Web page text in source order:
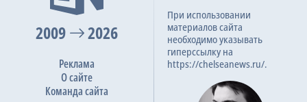
2009 2026
Реклама
О сайте
Команда сайта
При использовании
материалов сайта
необходимо указывать
гиперссылку на
https://chelseanews.ru/.